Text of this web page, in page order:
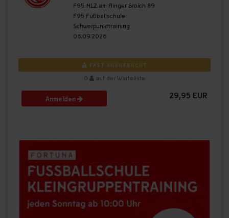
F95-NLZ am Flinger Broich 89
F95 Fußballschule
Schwerpunkttraining
06.09.2026
FAST AUSGEBUCHT
0 auf der Warteliste
Anmelden 29,95 EUR